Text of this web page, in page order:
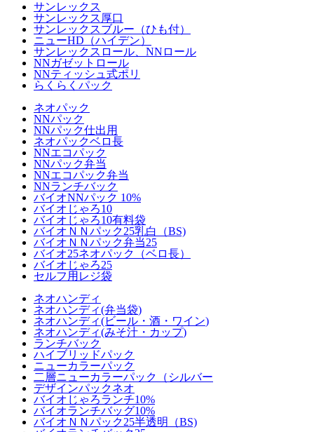
サンレックス
サンレックス厚口
サンレックスブルー（ひも付）
ニューHD（ハイデン）
サンレックスロール、NNロール
NNガゼットロール
NNティッシュ式ポリ
らくらくパック
ネオパック
NNパック
NNパック仕出用
ネオパックベロ長
NNエコパック
NNパック弁当
NNエコパック弁当
NNランチバック
バイオNNパック 10%
バイオじゃろ10
バイオじゃろ10有料袋
バイオＮＮパック25乳白（BS)
バイオＮＮパック弁当25
バイオ25ネオパック（ベロ長）
バイオじゃろ25
セルフ用レジ袋
ネオハンディ
ネオハンディ(弁当袋)
ネオハンディ(ビール・酒・ワイン)
ネオハンディ(みそ汁・カップ)
ランチバック
ハイブリッドパック
ニューカラーパック
二層ニューカラーパック（シルバー
デザインパックネオ
バイオじゃろランチ10%
バイオランチバッグ10%
バイオＮＮパック25半透明（BS)